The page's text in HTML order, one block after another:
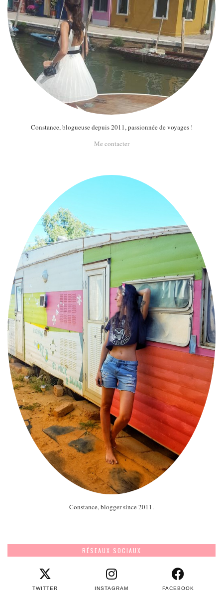
MODE
BEAUTÉ
DIVERSES BOX
LIFESTYLE
ME CONTACTER
A PROPOS
PARUTIONS ET PARTENARIATS
Constance, blogueuse depuis 2011, passionnée de voyages !
Me contacter
Constance, blogger since 2011.
RÉSEAUX SOCIAUX
TWITTER INSTAGRAM FACEBOOK